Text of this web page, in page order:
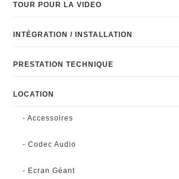
TOUR POUR LA VIDEO
INTÉGRATION / INSTALLATION
PRESTATION TECHNIQUE
LOCATION
- Accessoires
- Codec Audio
- Ecran Géant